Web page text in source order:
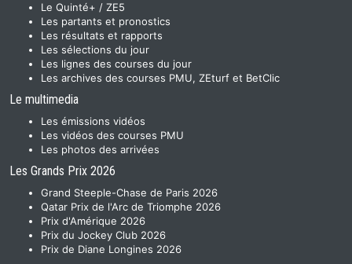
Le Quinté+ / ZE5
Les partants et pronostics
Les résultats et rapports
Les sélections du jour
Les lignes des courses du jour
Les archives des courses PMU, ZEturf et BetClic
Le multimedia
Les émissions vidéos
Les vidéos des courses PMU
Les photos des arrivées
Les Grands Prix 2026
Grand Steeple-Chase de Paris 2026
Qatar Prix de l'Arc de Triomphe 2026
Prix d'Amérique 2026
Prix du Jockey Club 2026
Prix de Diane Longines 2026